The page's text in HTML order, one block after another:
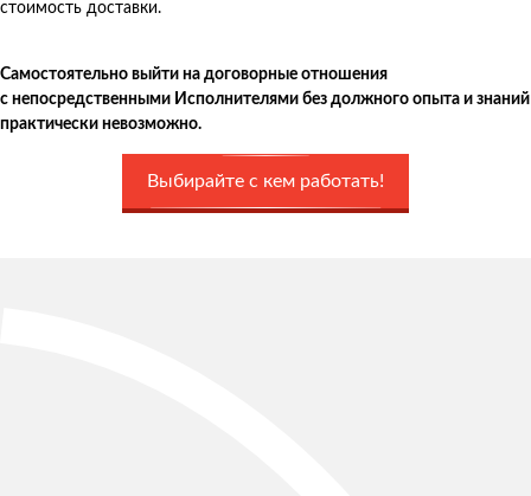
стоимость доставки.
Самостоятельно выйти на договорные отношения
с непосредственными Исполнителями без должного опыта и знаний
практически невозможно.
Выбирайте с кем работать!